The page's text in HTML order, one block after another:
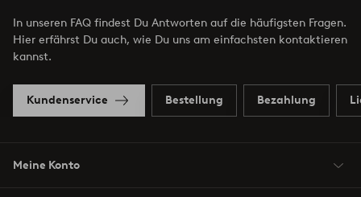
In unseren FAQ findest Du Antworten auf die häufigsten Fragen.
Hier erfährst Du auch, wie Du uns am einfachsten kontaktieren
kannst.
Kundenservice Bestellung Bezahlung
Meine Konto